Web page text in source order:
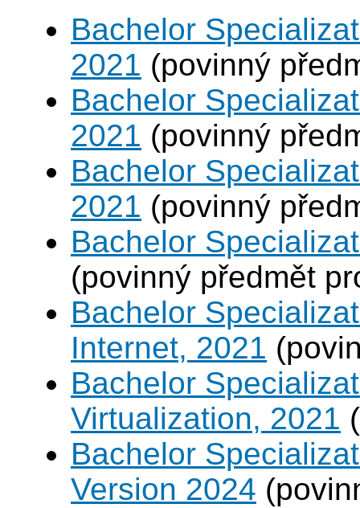
Bachelor
2021 (povinný
Bachelor
2021 (povinný
Bachelor
2021 (povinný
Bachelor
(povinný předmět
Bachelor
Internet, 2021
Bachelor
Virtualization, 2021
Bachelor
Version 2024